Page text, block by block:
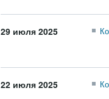
29 июля 2025
22 июля 2025